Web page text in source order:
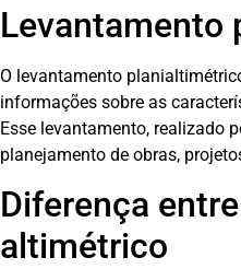
Levantamento
O levantamento
informações sobre as
Esse levantamento, realizado
planejamento de obras,
Diferença
altimétrico